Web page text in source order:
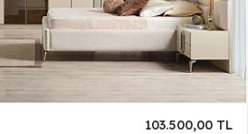
103.500,00 TL